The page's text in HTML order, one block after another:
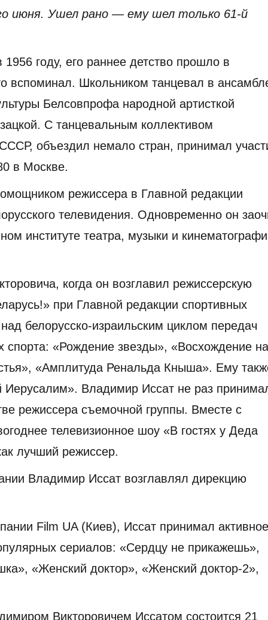
июня. Ушел рано — ему шел только 61-й
году, его раннее детство прошло в
вспоминал. Школьником танцевал в
Белсовпрофа народной артисткой
С танцевальным коллективом
объездил немало стран, принимал
в Москве.
режиссера в Главной редакции
телевидения. Одновременно он
институте театра, музыки и
когда он возглавил режиссерскую
при Главной редакции спортивных
белорусско-израильским циклом передач
«Рождение звезды», «Восхождение на
«Амплитуда Ренальда Кныша». Ему
Иерусалим». Владимир Иссат не раз
режиссера съемочной группы. Вместе с
телевизионное шоу «В гостях у Деда
лучший режиссер.
Владимир Иссат возглавлял дирекцию
Film UA (Киев), Иссат принимал активное
сериалов: «Сердцу не прикажешь»,
«Женский доктор», «Женский доктор-2»,
Викторовичем Иссатом состоится 21